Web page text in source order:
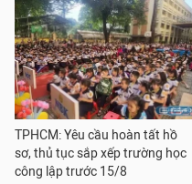
TPHCM: Yêu cầu hoàn tất hồ
sơ, thủ tục sắp xếp trường học
công lập trước 15/8